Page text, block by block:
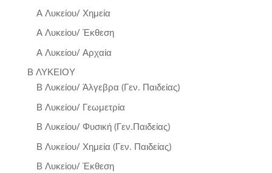
Α Λυκείου/ Χημεία
Α Λυκείου/ Έκθεση
Α Λυκείου/ Αρχαία
Β ΛΥΚΕΙΟΥ
Β Λυκείου/ Άλγεβρα (Γεν. Παιδείας)
Β Λυκείου/ Γεωμετρία
Β Λυκείου/ Φυσική (Γεν.Παιδείας)
Β Λυκείου/ Χημεία (Γεν. Παιδείας)
Β Λυκείου/ Έκθεση